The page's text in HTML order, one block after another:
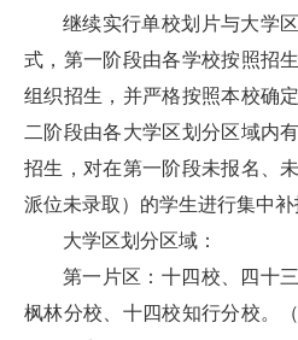
继续实行单校划片与大学
式，第一阶段由各学校按照招
组织招生，并严格按照本校确
二阶段由各大学区划分区域内
招生，对在第一阶段未报名、
派位未录取）的学生进行集中补
大学区划分区域：
第一片区：十四校、四十
枫林分校、十四校知行分校。